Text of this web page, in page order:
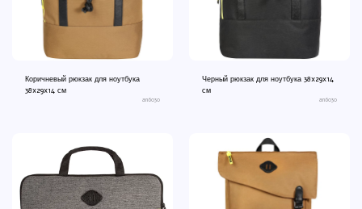
Коричневый рюкзак для ноутбука
38x29x14 см
an6030
Черный рюкзак для ноутбука 38x29x14
см
an6030